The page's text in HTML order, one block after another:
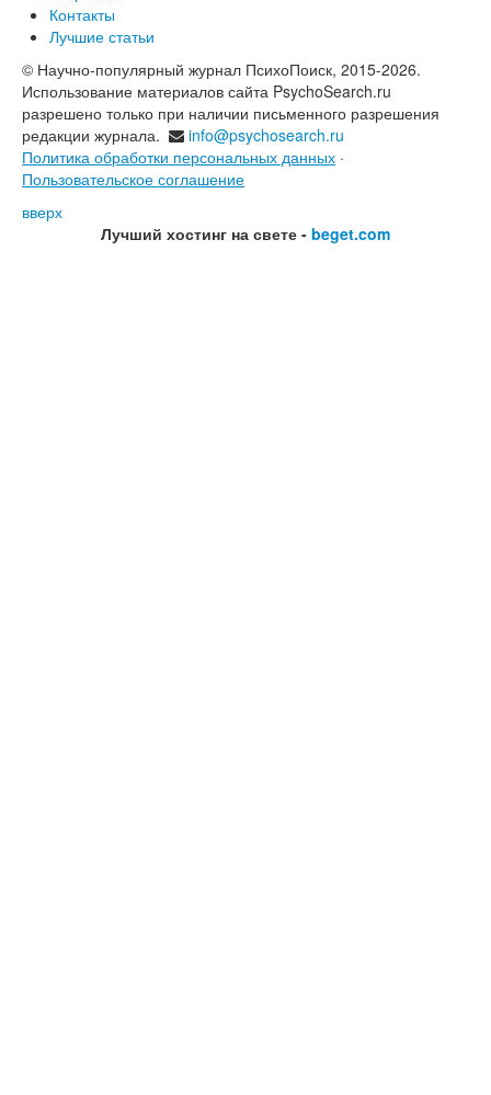
Контакты
Лучшие статьи
© Научно-популярный журнал ПсихоПоиск, 2015-2026.
Использование материалов сайта PsychoSearch.ru
разрешено только при наличии письменного разрешения
редакции журнала.
info@psychosearch.ru
Политика обработки персональных данных ·
Пользовательское соглашение
вверх
Лучший хостинг на свете - beget.com